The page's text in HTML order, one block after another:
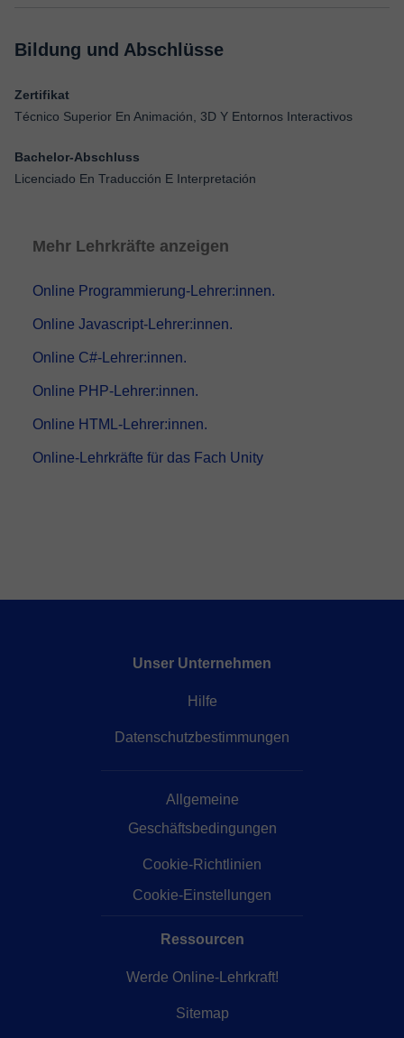
Bildung und Abschlüsse
Zertifikat
Técnico Superior En Animación, 3D Y Entornos Interactivos
Bachelor-Abschluss
Licenciado En Traducción E Interpretación
Mehr Lehrkräfte anzeigen
Online Programmierung-Lehrer:innen.
Online Javascript-Lehrer:innen.
Online C#-Lehrer:innen.
Online PHP-Lehrer:innen.
Online HTML-Lehrer:innen.
Online-Lehrkräfte für das Fach Unity
Unser Unternehmen
Hilfe
Datenschutzbestimmungen
Allgemeine
Geschäftsbedingungen
Cookie-Richtlinien
Cookie-Einstellungen
Ressourcen
Werde Online-Lehrkraft!
Sitemap